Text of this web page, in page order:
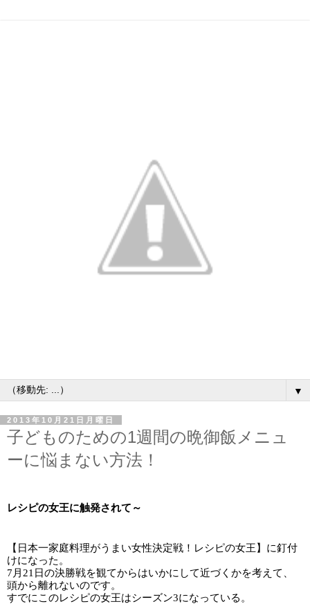
▼
2013年10月21日月曜日
子どものための1週間の晩御飯メニュ
ーに悩まない方法！
レシピの女王に触発されて～
【日本一家庭料理がうまい女性決定戦！レシピの女王】に釘付
けになった。
7月21日の決勝戦を観てからはいかにして近づくかを考えて、
頭から離れないのです。
すでにこのレシピの女王はシーズン3になっている。